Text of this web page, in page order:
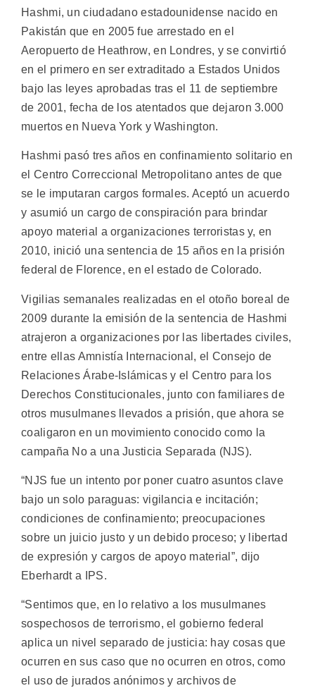
Hashmi, un ciudadano estadounidense nacido en
Pakistán que en 2005 fue arrestado en el
Aeropuerto de Heathrow, en Londres, y se convirtió
en el primero en ser extraditado a Estados Unidos
bajo las leyes aprobadas tras el 11 de septiembre
de 2001, fecha de los atentados que dejaron 3.000
muertos en Nueva York y Washington.
Hashmi pasó tres años en confinamiento solitario en
el Centro Correccional Metropolitano antes de que
se le imputaran cargos formales. Aceptó un acuerdo
y asumió un cargo de conspiración para brindar
apoyo material a organizaciones terroristas y, en
2010, inició una sentencia de 15 años en la prisión
federal de Florence, en el estado de Colorado.
Vigilias semanales realizadas en el otoño boreal de
2009 durante la emisión de la sentencia de Hashmi
atrajeron a organizaciones por las libertades civiles,
entre ellas Amnistía Internacional, el Consejo de
Relaciones Árabe-Islámicas y el Centro para los
Derechos Constitucionales, junto con familiares de
otros musulmanes llevados a prisión, que ahora se
coaligaron en un movimiento conocido como la
campaña No a una Justicia Separada (NJS).
“NJS fue un intento por poner cuatro asuntos clave
bajo un solo paraguas: vigilancia e incitación;
condiciones de confinamiento; preocupaciones
sobre un juicio justo y un debido proceso; y libertad
de expresión y cargos de apoyo material”, dijo
Eberhardt a IPS.
“Sentimos que, en lo relativo a los musulmanes
sospechosos de terrorismo, el gobierno federal
aplica un nivel separado de justicia: hay cosas que
ocurren en sus caso que no ocurren en otros, como
el uso de jurados anónimos y archivos de